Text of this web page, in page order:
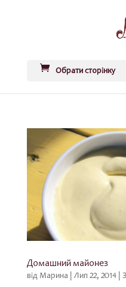
Обрати сторінку
Домашний майонез
від Марина Лип 22, 2014|